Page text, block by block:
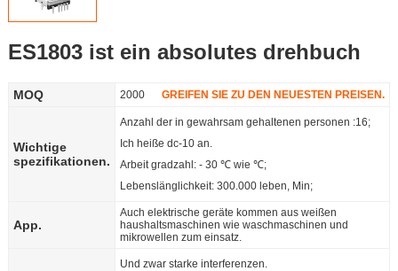
was anderes
ES1803 ist ein absolutes drehbuch
MOQ 2000 GREIFEN SIE ZU DEN NEUESTEN PREISEN.
Wichtige
spezifikationen.
Anzahl der in gewahrsam gehaltenen personen :16;
Ich heiße dc-10 an.
Arbeit gradzahl: - 30 ℃ wie ℃;
Lebenslänglichkeit: 300.000 leben, Min;
App.
Auch elektrische geräte kommen aus weißen
haushaltsmaschinen wie waschmaschinen und
mikrowellen zum einsatz.
Und zwar starke interferenzen.